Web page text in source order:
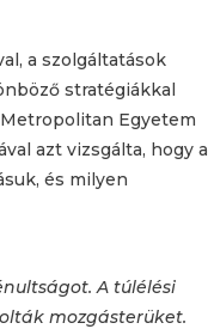
a szolgáltatások
stratégiákkal
Egyetem
azt vizsgálta, hogy a
és milyen
A túlélési
mozgásterüket.